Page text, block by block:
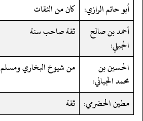
أبو حاتم الرازي: كان من الثقات
أحمد بن صالح
الجيلي:
ثقة صاحب سنة
الحسين بن
محمد الجياني:
من شيوخ البخاري ومسلم
مطين الحضرمي: ثقة